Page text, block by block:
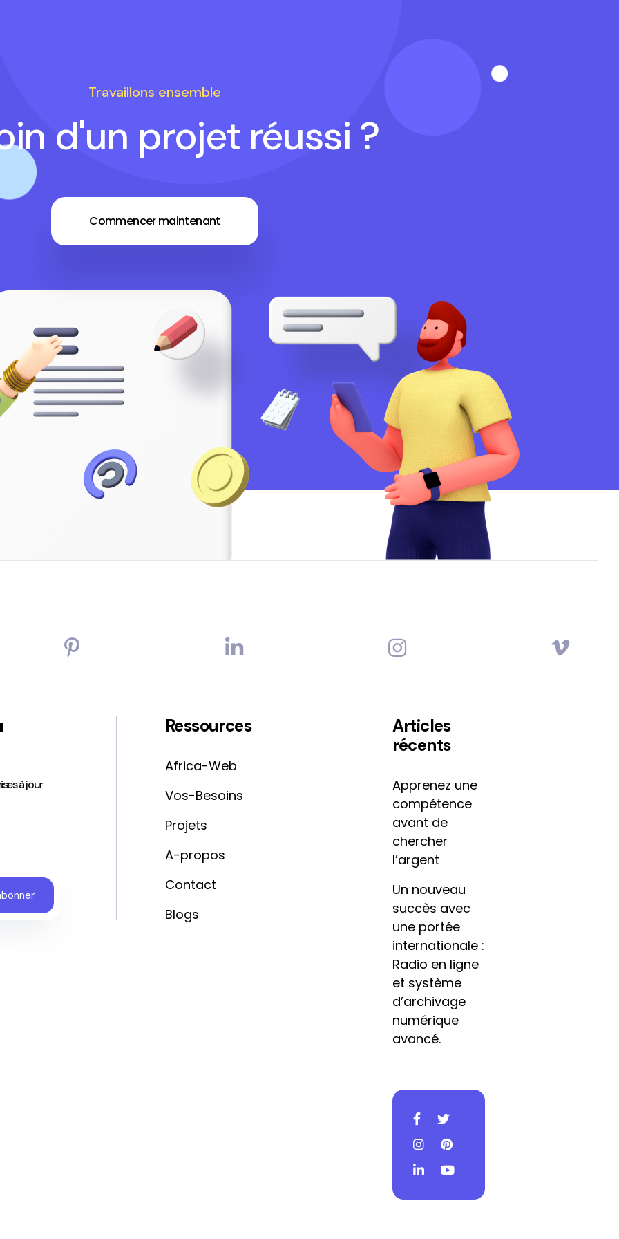
Travaillons ensemble
d'un projet réussi ?
Commencer maintenant
à jour
Ressources
Africa-Web
Vos-Besoins
Projets
A-propos
Contact
Blogs
Articles
récents
Apprenez une
compétence
avant de
chercher
l’argent
Un nouveau
succès avec
une portée
internationale :
Radio en ligne
et système
d’archivage
numérique
avancé.